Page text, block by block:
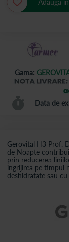
Gama:
Data de
Gerovital H3 Prof.
de Noapte
prin reducerea
ingrijirea pe timpul
deshidratate sau
Adaugă